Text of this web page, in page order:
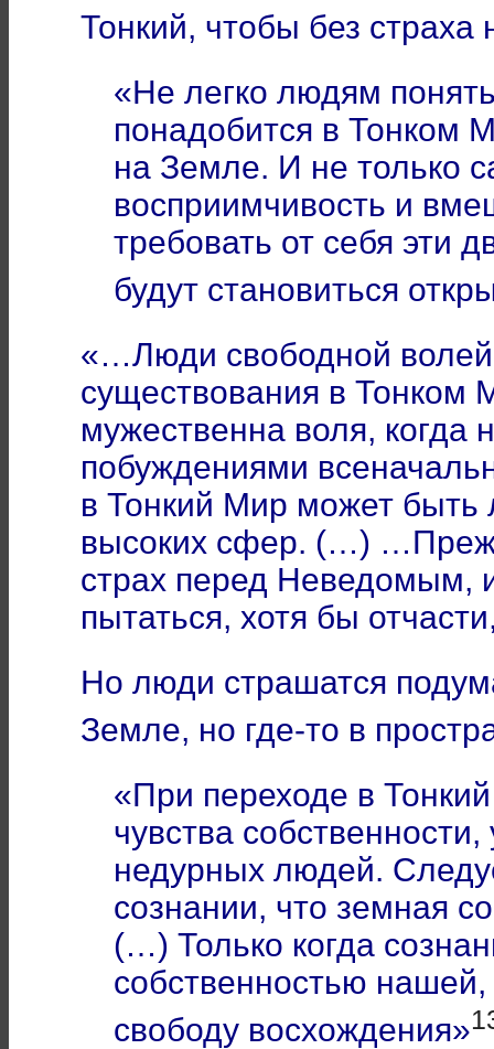
Тонкий, чтобы без страха
«Не легко людям
понадобится в Тонком
на Земле. И не только
восприимчивость и
требовать от себя эти
будут становиться
«…Люди свободной волей
существования в Тонком
мужественна воля,
побуждениями
в Тонкий Мир может быть
высоких сфер. (…)
страх перед Неведомым,
пытаться, хотя бы
Но люди страшатся
Земле, но где-то в
«При переходе в
чувства
недурных людей.
сознании, что земная
(…) Только когда
собственностью
свободу восхождения»